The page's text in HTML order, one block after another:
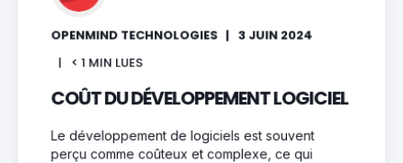
OPENMIND TECHNOLOGIES 3 JUIN 2024
< 1 MIN LUES
COÛT DU DÉVELOPPEMENT LOGICIEL
Le développement de logiciels est souvent
perçu comme coûteux et complexe, ce qui